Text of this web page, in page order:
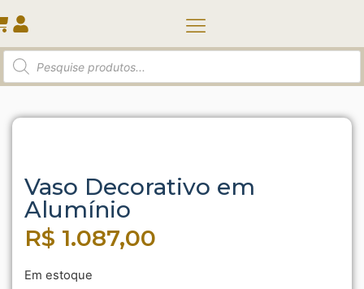
Início
/ Vaso Decorativo em
Alumínio
Vaso Decorativo em
Alumínio
R$ 1.087,00
Em estoque